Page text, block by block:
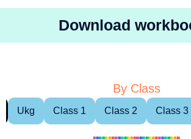
Download
By Class
Ukg Class 1 Class 2 Class 3